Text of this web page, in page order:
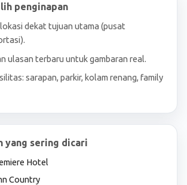
penginapan
dekat tujuan utama (pusat
ulasan terbaru untuk gambaran real.
sarapan, parkir, kolam renang, family
yang sering dicari
Hotel
Country